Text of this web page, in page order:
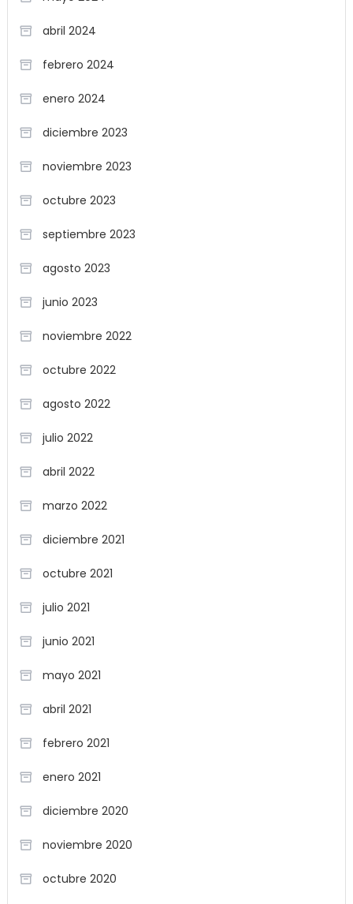
abril 2024
febrero 2024
enero 2024
diciembre 2023
noviembre 2023
octubre 2023
septiembre 2023
agosto 2023
junio 2023
noviembre 2022
octubre 2022
agosto 2022
julio 2022
abril 2022
marzo 2022
diciembre 2021
octubre 2021
julio 2021
junio 2021
mayo 2021
abril 2021
febrero 2021
enero 2021
diciembre 2020
noviembre 2020
octubre 2020